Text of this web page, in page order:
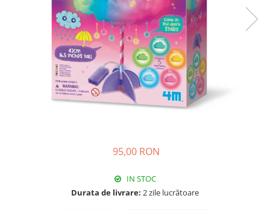
95,00 RON
IN STOC
Durata de livrare: 2 zile lucrătoare